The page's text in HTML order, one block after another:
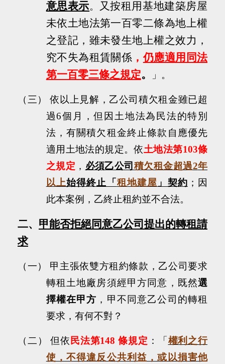
意思表示。
又按租用基地建築房屋
未依土地法第一百零二條為地上權
之登記，雖未發生地上權之效力，
究不失為租賃關係 ，仍應適用同法
第一百零三條之規定。 」。
（三）
依以上見解，乙公司積欠租金雖已超
過6個月，但因土地法為民法的特別
法，有關積欠租金終止條款自應優先
適用土地法的規定。依土地法第103條
之規定 ， 必須乙公司 積欠租金超過2年
以上始得終止「 租地建屋 」契約 ；因
此本案例，乙終止租約並不合法。
二、 甲能否拒絕同意乙公司提出的轉租請
求
（一）
甲主張依雙方租約條款，乙公司要求
轉租土地廠房須經甲方同意，既然選
擇權在甲方 ，甲不同意乙公司的轉租
要求，有何不對？
（二） 但依 民法第148條規定 ：「 權利之行
使，不得違反公共利益，或以損害他